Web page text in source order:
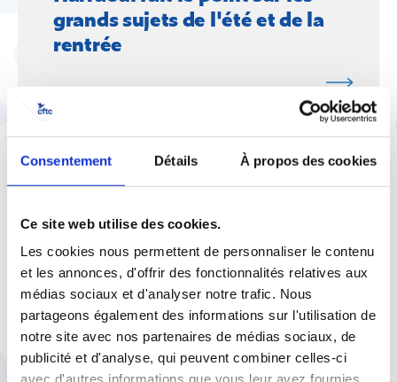
Consentement Détails À propos des cookies
Ce site web utilise des cookies.
Les cookies nous permettent de personnaliser le contenu
et les annonces, d'offrir des fonctionnalités relatives aux
médias sociaux et d'analyser notre trafic. Nous
partageons également des informations sur l'utilisation de
notre site avec nos partenaires de médias sociaux, de
publicité et d'analyse, qui peuvent combiner celles-ci
avec d'autres informations que vous leur avez fournies
grands sujets de l'été et de la
rentrée
Sur KTO TV, Cyril Chabanier
alerte sur les risques du
management par algorithmes